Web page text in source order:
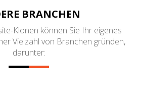
BRANCHEN
Klonen können Sie Ihr eigenes
Vielzahl von Branchen gründen,
darunter: